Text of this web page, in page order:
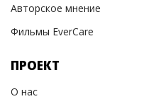
Авторское мнение
Фильмы EverCare
ПРОЕКТ
О нас